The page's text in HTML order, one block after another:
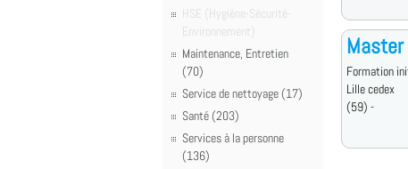
HSE (Hygiène-Sécurité-
Environnement)
Maintenance, Entretien
(70)
Service de nettoyage (17)
Santé (203)
Services à la personne
(136)
Formation
Lille cedex
(59) -